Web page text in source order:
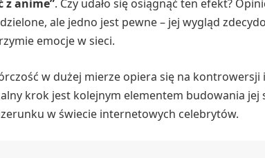
z anime”. Czy udało się osiągnąć ten efekt?
ale jedno jest pewne – jej wygląd
emocje w sieci.
w dużej mierze opiera się na kontrowersji
krok jest kolejnym elementem budowania jej
w świecie internetowych celebrytów.